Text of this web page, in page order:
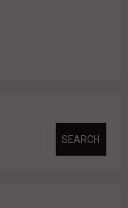
SEARCH